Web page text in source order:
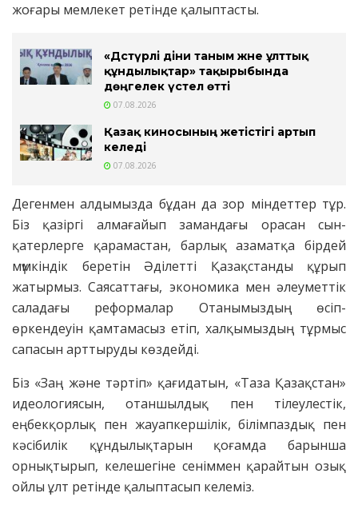
жоғары мемлекет ретінде қалыптасты.
«Дәстүрлі діни таным және ұлттық
құндылықтар» тақырыбында
дөңгелек үстел өтті
07.08.2026
Қазақ киносының жетістігі артып
келеді
07.08.2026
Дегенмен алдымызда бұдан да зор міндеттер тұр.
Біз қазіргі алмағайып замандағы орасан сын-
қатерлерге қарамастан, барлық азаматқа бірдей
мүмкіндік беретін Әділетті Қазақстанды құрып
жатырмыз. Саясаттағы, экономика мен әлеуметтік
саладағы реформалар Отанымыздың өсіп-
өркендеуін қамтамасыз етіп, халқымыздың тұрмыс
сапасын арттыруды көздейді.
Біз «Заң және тәртіп» қағидатын, «Таза Қазақстан»
идеологиясын, отаншылдық пен тілеулестік,
еңбекқорлық пен жауапкершілік, білімпаздық пен
кәсібилік құндылықтарын қоғамда барынша
орнықтырып, келешегіне сеніммен қарайтын озық
ойлы ұлт ретінде қалыптасып келеміз.